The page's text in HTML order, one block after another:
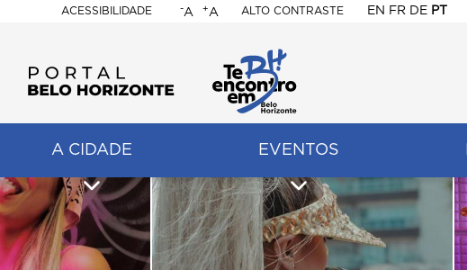
ACESSIBILIDADE
BELO
HORIZONTE
-A +A ALTO CONTRASTE EN FR DE PT
A CIDADE EVENTOS